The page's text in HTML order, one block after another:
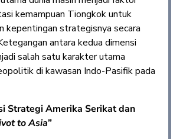
kemampuan Tiongkok untuk
kepentingan strategisnya secara
antara kedua dimensi
salah satu karakter utama
di kawasan Indo-Pasifik pada
Strategi Amerika Serikat dan
to Asia”